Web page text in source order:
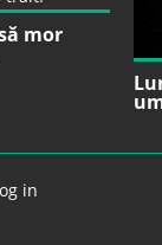
mor
in